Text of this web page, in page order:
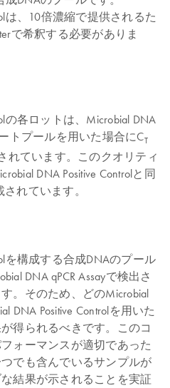
は、10倍濃縮で提供されるた
で希釈する必要がありま
の各ロットは、Microbial DNA
トプールを用いた場合にCT
れています。このクオリティ
DNA Positive Controlと同
れています。
を構成する合成DNAのプール
DNA qPCR Assayで検出さ
。そのため、どのMicrobial
DNA Positive Controlを用いた
得られるべきです。このコ
ォーマンスが適切であった
でも含んでいるサンプルが
結果が示されることを実証